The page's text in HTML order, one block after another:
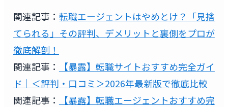
関連記事： 転職エージェントはやめとけ？「見捨
てられる」その評判、デメリットと裏側をプロが
徹底解剖！
関連記事：
【暴露】転職サイトおすすめ完全ガイ
ド｜＜評判・口コミ＞2026年最新版で徹底比較
関連記事：
【暴露】転職エージェントおすすめ完